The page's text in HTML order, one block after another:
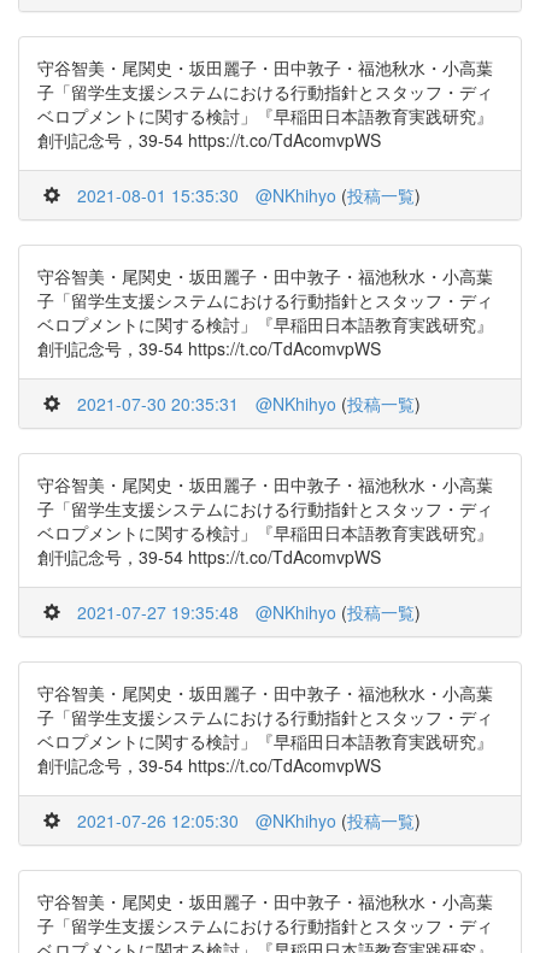
守谷智美・尾関史・坂田麗子・田中敦子・福池秋水・小高葉
子「留学生支援システムにおける行動指針とスタッフ・ディ
ベロプメントに関する検討」『早稲田日本語教育実践研究』
創刊記念号，39-54 https://t.co/TdAcomvpWS
2021-08-01 15:35:30 @NKhihyo (投稿一覧)
守谷智美・尾関史・坂田麗子・田中敦子・福池秋水・小高葉
子「留学生支援システムにおける行動指針とスタッフ・ディ
ベロプメントに関する検討」『早稲田日本語教育実践研究』
創刊記念号，39-54 https://t.co/TdAcomvpWS
2021-07-30 20:35:31 @NKhihyo (投稿一覧)
守谷智美・尾関史・坂田麗子・田中敦子・福池秋水・小高葉
子「留学生支援システムにおける行動指針とスタッフ・ディ
ベロプメントに関する検討」『早稲田日本語教育実践研究』
創刊記念号，39-54 https://t.co/TdAcomvpWS
2021-07-27 19:35:48 @NKhihyo (投稿一覧)
守谷智美・尾関史・坂田麗子・田中敦子・福池秋水・小高葉
子「留学生支援システムにおける行動指針とスタッフ・ディ
ベロプメントに関する検討」『早稲田日本語教育実践研究』
創刊記念号，39-54 https://t.co/TdAcomvpWS
2021-07-26 12:05:30 @NKhihyo (投稿一覧)
守谷智美・尾関史・坂田麗子・田中敦子・福池秋水・小高葉
子「留学生支援システムにおける行動指針とスタッフ・ディ